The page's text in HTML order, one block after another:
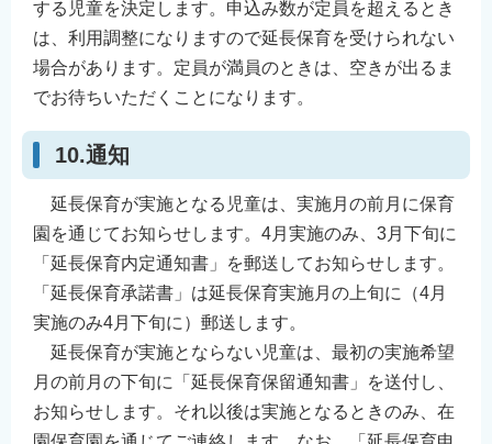
する児童を決定します。申込み数が定員を超えるとき
は、利用調整になりますので延長保育を受けられない
場合があります。定員が満員のときは、空きが出るま
でお待ちいただくことになります。
10.通知
延長保育が実施となる児童は、実施月の前月に保育
園を通じてお知らせします。4月実施のみ、3月下旬に
「延長保育内定通知書」を郵送してお知らせします。
「延長保育承諾書」は延長保育実施月の上旬に（4月
実施のみ4月下旬に）郵送します。
延長保育が実施とならない児童は、最初の実施希望
月の前月の下旬に「延長保育保留通知書」を送付し、
お知らせします。それ以後は実施となるときのみ、在